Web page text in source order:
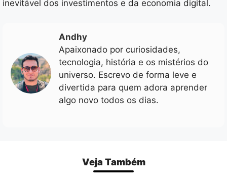
inevitável dos investimentos e da economia digital.
Andhy
Apaixonado por curiosidades,
tecnologia, história e os mistérios do
universo. Escrevo de forma leve e
divertida para quem adora aprender
algo novo todos os dias.
Veja Também